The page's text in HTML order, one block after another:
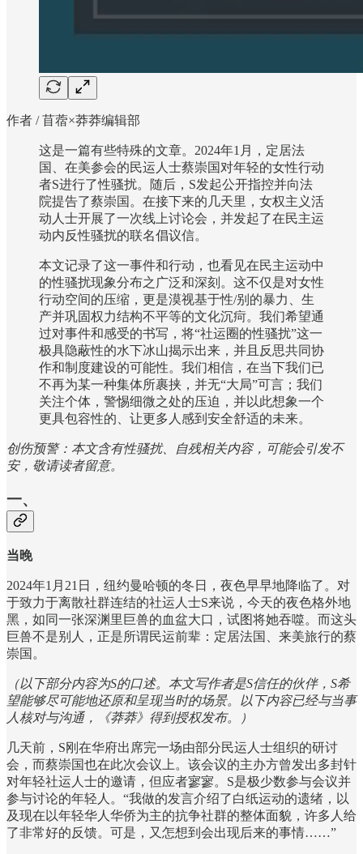
作者 / 苜蓿×莽莽编辑部
这是一篇有些特殊的文章。2024年1月，定居法
国、在美参会的民运人士蔡崇国对年轻的女性行动
者S进行了性骚扰。随后，S发起公开指控并向法
院提告了蔡崇国。在接下来的几天里，女权主义活
动人士开展了一次线上讨论会，并发起了在民主运
动内反性骚扰的联名倡议信。
本文记录了这一事件和行动，也看见在民主运动中
的性骚扰现象分布之广泛和深刻。这不仅是对女性
行动空间的压缩，更是漠视基于性/别的暴力、生
产并巩固权力结构不平等的文化沉疴。我们希望通
过对事件和感受的书写，将“社运圈的性骚扰”这一
极具隐蔽性的水下冰山揭示出来，并且反思共同协
作和制度建设的可能性。我们相信，在当下我们已
不再为某一种集体所裹挟，并无“大局”可言；我们
关注个体，警惕细微之处的压迫，并以此想象一个
更具包容性的、让更多人感到安全舒适的未来。
创伤预警：本文含有性骚扰、自残相关内容，可能会引发不
安，敬请读者留意。
一、
当晚
2024年1月21日，纽约曼哈顿的冬日，夜色早早地降临了。对
于致力于离散社群连结的社运人士S来说，今天的夜色格外地
黑，如同一张深渊里巨兽的血盆大口，试图将她吞噬。而这头
巨兽不是别人，正是所谓民运前辈：定居法国、来美旅行的蔡
崇国。
（以下部分内容为S的口述。本文写作者是S信任的伙伴，S希
望能够尽可能地还原和呈现当时的场景。以下内容已经与当事
人核对与沟通，《莽莽》得到授权发布。）
几天前，S刚在华府出席完一场由部分民运人士组织的研讨
会，而蔡崇国也在此次会议上。该会议的主办方曾发出多封针
对年轻社运人士的邀请，但应者寥寥。S是极少数参与会议并
参与讨论的年轻人。“我做的发言介绍了白纸运动的遗绪，以
及现在以年轻华人华侨为主的抗争社群的整体面貌，许多人给
了非常好的反馈。可是，又怎想到会出现后来的事情……”